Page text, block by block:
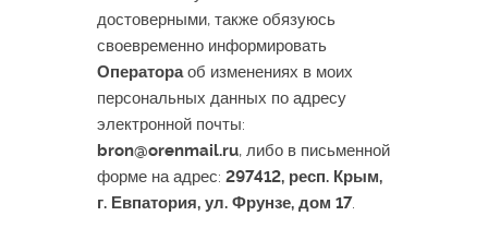
достоверными, также обязуюсь
своевременно информировать
Оператораоб изменениях в моих
персональных данных по адресу
электронной почты:
bron@orenmail.ru, либо в письменной
форме на адрес: 297412, респ. Крым,
г. Евпатория, ул. Фрунзе, дом 17.